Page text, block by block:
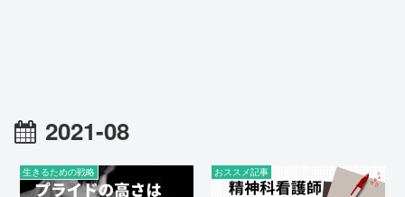
2021-08
生きるための戦略 おススメ記事